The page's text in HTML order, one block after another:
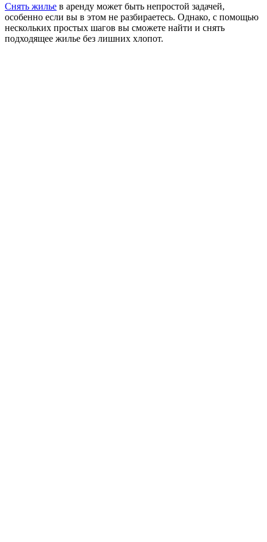
Снять жилье в аренду может быть непростой задачей,
особенно если вы в этом не разбираетесь. Однако, с помощью
нескольких простых шагов вы сможете найти и снять
подходящее жилье без лишних хлопот.